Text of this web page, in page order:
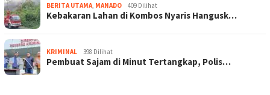
BERITA UTAMA MANADO 409 Dilihat
Kebakaran Lahan di Kombos Nyaris Hangusk…
KRIMINAL 398 Dilihat
Pembuat Sajam di Minut Tertangkap, Polis…